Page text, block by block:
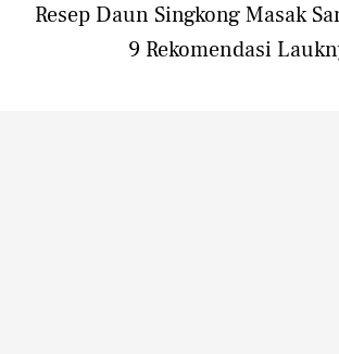
Resep Daun Singkong Masak
9 Rekomendasi